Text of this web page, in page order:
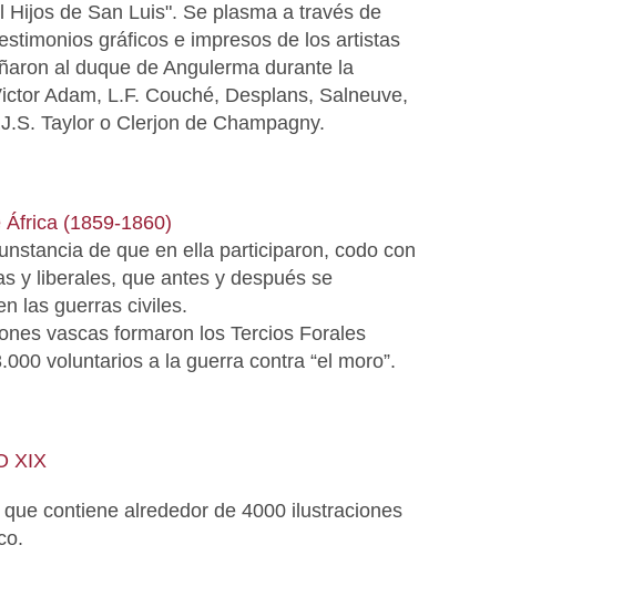
Hijos de San Luis". Se plasma a través de
gráficos e impresos de los artistas
al duque de Angulerma durante la
Adam, L.F. Couché, Desplans, Salneuve,
Taylor o Clerjon de Champagny.
África (1859-1860)
de que en ella participaron, codo con
y liberales, que antes y después se
las guerras civiles.
vascas formaron los Tercios Forales
voluntarios a la guerra contra “el moro”.
XIX
contiene alrededor de 4000 ilustraciones